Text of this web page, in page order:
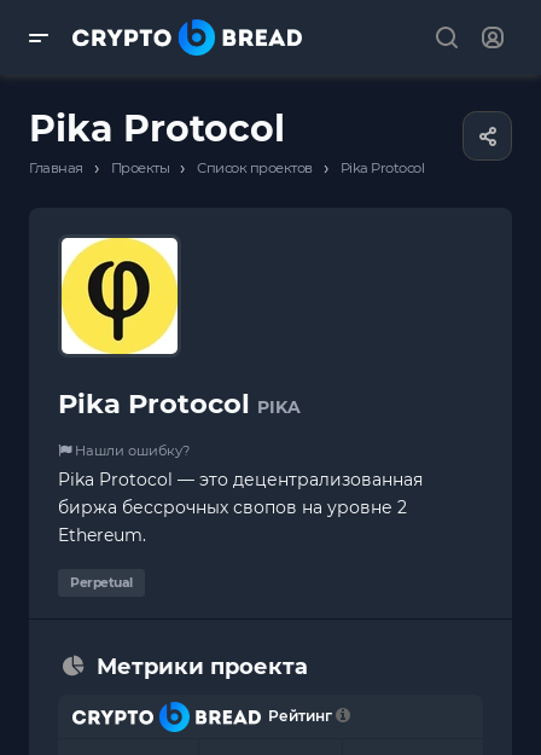
Pika Protocol
Главная › Проекты › Список проектов › Pika Protocol
Pika Protocol PIKA
Нашли ошибку?
Pika Protocol — это децентрализованная
биржа бессрочных свопов на уровне 2
Ethereum.
Perpetual
Метрики проекта
Рейтинг